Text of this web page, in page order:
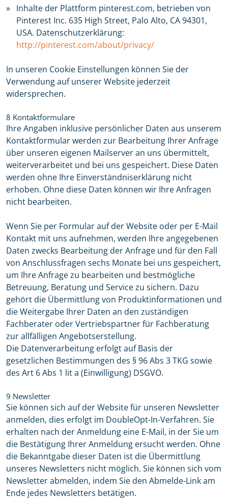
Inhalte der Plattform pinterest.com, betrieben von
Pinterest Inc. 635 High Street, Palo Alto, CA 94301,
USA. Datenschutzerklärung:
http://pinterest.com/about/privacy/
In unseren Cookie Einstellungen können Sie der
Verwendung auf unserer Website jederzeit
widersprechen.
8 Kontaktformulare
Ihre Angaben inklusive persönlicher Daten aus unserem
Kontaktformular werden zur Bearbeitung Ihrer Anfrage
über unseren eigenen Mailserver an uns übermittelt,
weiterverarbeitet und bei uns gespeichert. Diese Daten
werden ohne Ihre Einverständniserklärung nicht
erhoben. Ohne diese Daten können wir Ihre Anfragen
nicht bearbeiten.
Wenn Sie per Formular auf der Website oder per E-Mail
Kontakt mit uns aufnehmen, werden Ihre angegebenen
Daten zwecks Bearbeitung der Anfrage und für den Fall
von Anschlussfragen sechs Monate bei uns gespeichert,
um Ihre Anfrage zu bearbeiten und bestmögliche
Betreuung, Beratung und Service zu sichern. Dazu
gehört die Übermittlung von Produktinformationen und
die Weitergabe Ihrer Daten an den zuständigen
Fachberater oder Vertriebspartner für Fachberatung
zur allfälligen Angebotserstellung.
Die Datenverarbeitung erfolgt auf Basis der
gesetzlichen Bestimmungen des § 96 Abs 3 TKG sowie
des Art 6 Abs 1 lit a (Einwilligung) DSGVO.
9 Newsletter
Sie können sich auf der Website für unseren Newsletter
anmelden, dies erfolgt im DoubleOpt-In-Verfahren. Sie
erhalten nach der Anmeldung eine E-Mail, in der Sie um
die Bestätigung Ihrer Anmeldung ersucht werden. Ohne
die Bekanntgabe dieser Daten ist die Übermittlung
unseres Newsletters nicht möglich. Sie können sich vom
Newsletter abmelden, indem Sie den Abmelde-Link am
Ende jedes Newsletters betätigen.